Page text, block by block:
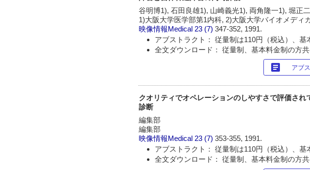
谷明博1), 石田良雄1), 山崎義光1), 両角隆一1), 堀正
1)大阪大学医学部第1内科, 2)大阪大学バイオメディ
映像情報Medical 23 (7)347-352, 1991.
アブストラクト： 従量制は110円（税込）、基
全文ダウンロード： 従量制、基本料金制の方共
article アブ
クオリティでオペレーションのしやすさで評価さ
診断
編集部
編集部
映像情報Medical 23 (7)353-355, 1991.
アブストラクト： 従量制は110円（税込）、基
全文ダウンロード： 従量制、基本料金制の方共